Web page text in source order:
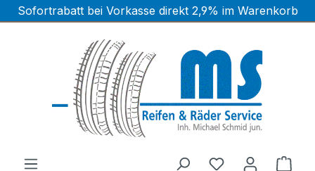
Zum Hauptinhalt springen
Sofortrabatt bei Vorkasse direkt 2,9% im Warenkorb